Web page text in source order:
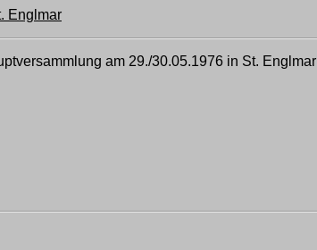
Englmar
am 29./30.05.1976 in St. Englmar